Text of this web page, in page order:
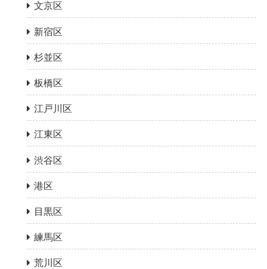
文京区
新宿区
杉並区
板橋区
江戸川区
江東区
渋谷区
港区
目黒区
練馬区
荒川区